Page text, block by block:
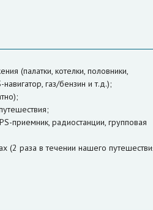
(палатки, котелки, половники,
газ/бензин и т.д.);
приемник, радиостанции, групповая
(2 раза в течении нашего